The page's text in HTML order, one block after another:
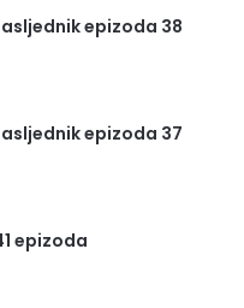
epizoda 38
epizoda 37
epizoda